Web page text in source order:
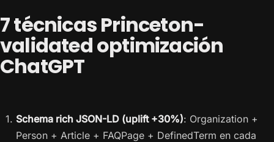
7 técnicas Princeton-
validated optimización
ChatGPT
Schema rich JSON-LD (uplift +30%): Organization +
Person + Article + FAQPage + DefinedTerm en cada